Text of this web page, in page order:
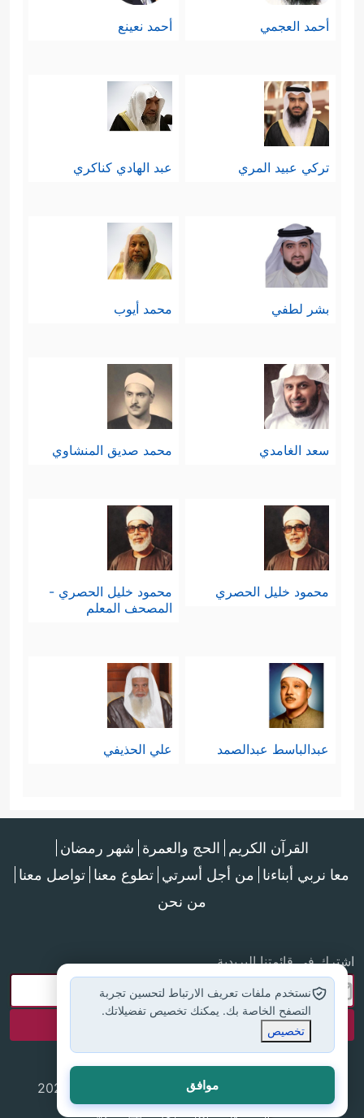
أحمد العجمي أحمد نعينع
تركي عبيد المري عبد الهادي كناكري
بشر لطفي محمد أيوب
سعد الغامدي محمد صديق المنشاوي
محمود خليل الحصري
محمود خليل الحصري -
المصحف المعلم
عبدالباسط عبدالصمد علي الحذيفي
القرآن الكريم الحج والعمرة شهر رمضان
معا نربي أبناءنا من أجل أسرتي تطوع معنا تواصل معنا
من نحن
اشترك في قائمتنا البريدية
جميع الحقوق محفوظة لموقع إسلام أون لاين © 2025
نستخدم ملفات تعريف الارتباط لتحسين تجربة
التصفح الخاصة بك. يمكنك تخصيص تفضيلاتك.
تخصيص
موافق